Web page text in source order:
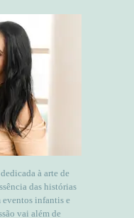
à arte de
das histórias
infantis e
vai além de